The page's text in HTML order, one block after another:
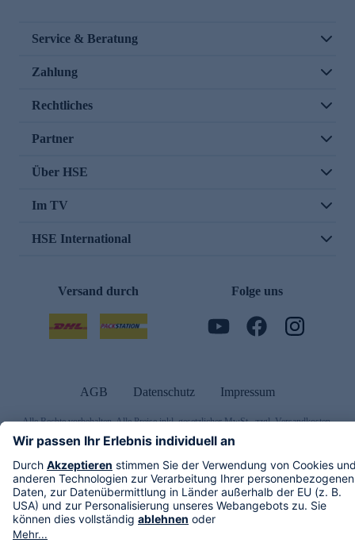
Service & Beratung
Zahlung
Rechtliches
Partner
Über HSE
Im TV
HSE International
Versand durch Folge uns
AGB Datenschutz Impressum
Alle Rechte vorbehalten. Alle Preise inkl. gesetzlicher MwSt., zzgl. Versandkosten.